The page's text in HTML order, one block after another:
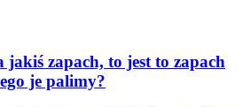
jakiś zapach, to jest to zapach
je palimy?